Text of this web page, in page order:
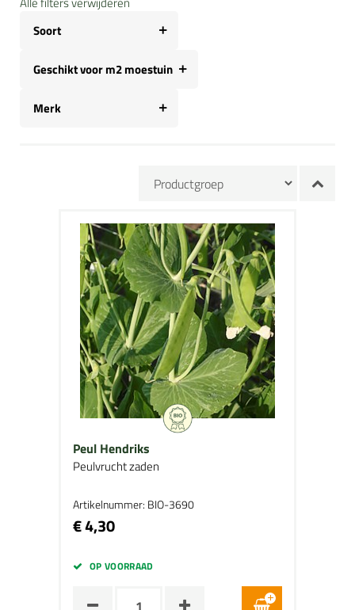
Soort
Geschikt voor m2 moestuin
Merk
Peul Hendriks
Peulvrucht zaden
Artikelnummer: BIO-3690
€ 4,30
OP VOORRAAD